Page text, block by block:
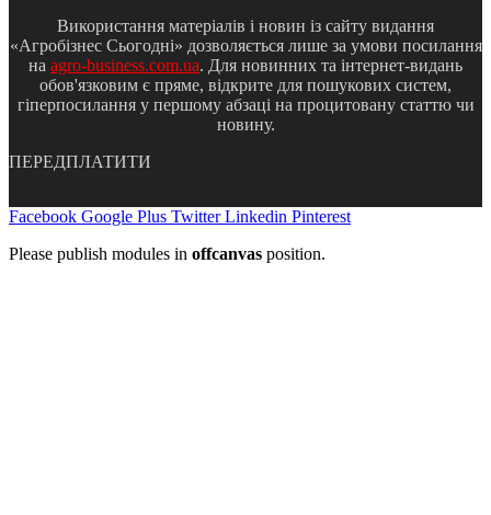
Використання матеріалів і новин із сайту видання
«Агробізнес Сьогодні» дозволяється лише за умови посилання
на agro-business.com.ua. Для новинних та інтернет-видань
обов'язковим є пряме, відкрите для пошукових систем,
гіперпосилання у першому абзаці на процитовану статтю чи
новину.
ПЕРЕДПЛАТИТИ
Facebook Google Plus Twitter Linkedin Pinterest
Please publish modules in offcanvas position.